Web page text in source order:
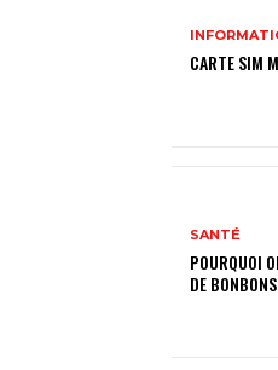
CARTE SIM
SANTÉ
POURQUOI
DE